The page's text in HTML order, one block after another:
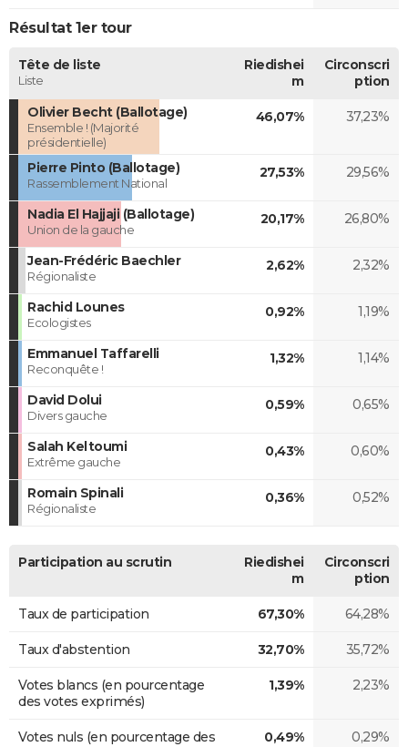
Résultat 1er tour
Tête de liste
Liste
Riedishei
m
Circonscri
ption
Olivier Becht (Ballotage)
Ensemble ! (Majorité
présidentielle)
46,07% 37,23%
Pierre Pinto (Ballotage)
Rassemblement National
27,53% 29,56%
Nadia El Hajjaji (Ballotage)
Union de la gauche
20,17% 26,80%
Jean-Frédéric Baechler
Régionaliste
2,62% 2,32%
Rachid Lounes
Ecologistes
0,92% 1,19%
Emmanuel Taffarelli
Reconquête !
1,32% 1,14%
David Dolui
Divers gauche
0,59% 0,65%
Salah Keltoumi
Extrême gauche
0,43% 0,60%
Romain Spinali
Régionaliste
0,36% 0,52%
Participation au scrutin
Riedishei
m
Circonscri
ption
Taux de participation 67,30% 64,28%
Taux d'abstention 32,70% 35,72%
Votes blancs (en pourcentage
des votes exprimés)
1,39% 2,23%
Votes nuls (en pourcentage des
0,49% 0,29%